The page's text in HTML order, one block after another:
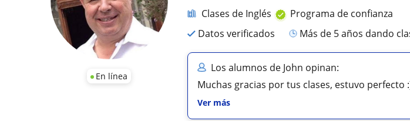
En línea
Clases de Inglés
Programa de confianza
Datos verificados
más de 5 años dando
Los alumnos de John opinan:
Muchas gracias por tus clases, estuvo perfecto
Ver más